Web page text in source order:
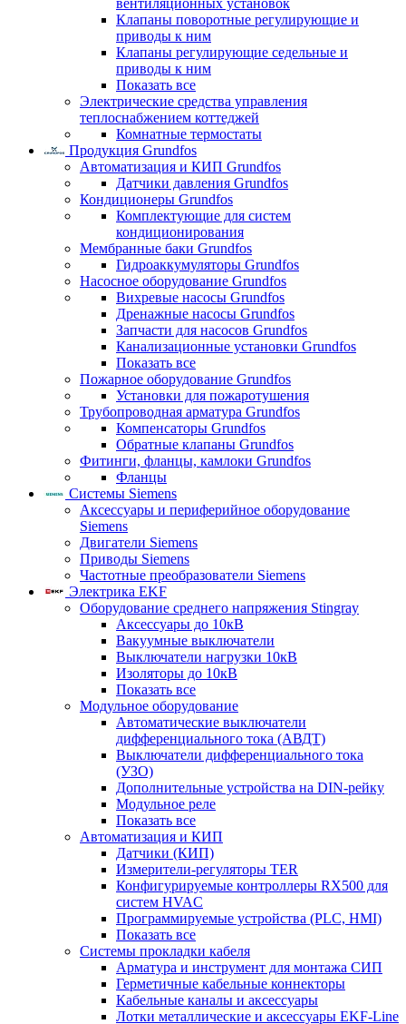
вентиляционных установок
Клапаны поворотные регулирующие и
приводы к ним
Клапаны регулирующие седельные и
приводы к ним
Показать все
Электрические средства управления
теплоснабжением коттеджей
Комнатные термостаты
Продукция Grundfos
Автоматизация и КИП Grundfos
Датчики давления Grundfos
Кондиционеры Grundfos
Комплектующие для систем
кондиционирования
Мембранные баки Grundfos
Гидроаккумуляторы Grundfos
Насосное оборудование Grundfos
Вихревые насосы Grundfos
Дренажные насосы Grundfos
Запчасти для насосов Grundfos
Канализационные установки Grundfos
Показать все
Пожарное оборудование Grundfos
Установки для пожаротушения
Трубопроводная арматура Grundfos
Компенсаторы Grundfos
Обратные клапаны Grundfos
Фитинги, фланцы, камлоки Grundfos
Фланцы
Системы Siemens
Аксессуары и периферийное оборудование
Siemens
Двигатели Siemens
Приводы Siemens
Частотные преобразователи Siemens
Электрика EKF
Оборудование среднего напряжения Stingray
Аксессуары до 10кВ
Вакуумные выключатели
Выключатели нагрузки 10кВ
Изоляторы до 10кВ
Показать все
Модульное оборудование
Автоматические выключатели
дифференциального тока (АВДТ)
Выключатели дифференциального тока
(УЗО)
Дополнительные устройства на DIN-рейку
Модульное реле
Показать все
Автоматизация и КИП
Датчики (КИП)
Измерители-регуляторы TER
Конфигурируемые контроллеры RX500 для
систем HVAC
Программируемые устройства (PLC, HMI)
Показать все
Системы прокладки кабеля
Арматура и инструмент для монтажа СИП
Герметичные кабельные коннекторы
Кабельные каналы и аксессуары
Лотки металлические и аксессуары EKF-Line